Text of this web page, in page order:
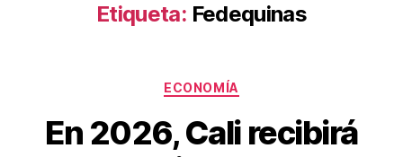
Etiqueta: Fedequinas
Categorías
ECONOMÍA
En 2026, Cali recibirá